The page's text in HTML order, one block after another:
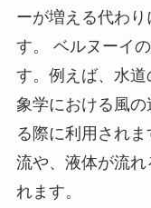
ーが増える代わ
す。 ベルヌーイ
す。例えば、水
象学における風
る際に利用され
流や、液体が流
れます。